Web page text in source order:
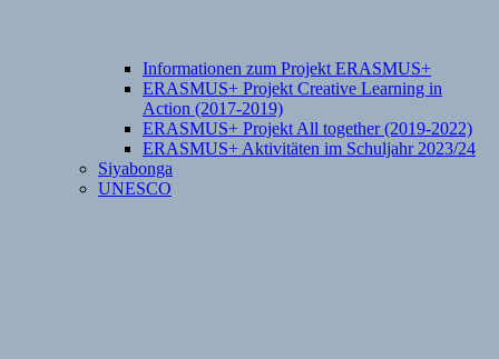
Informationen zum Projekt ERASMUS+
ERASMUS+ Projekt Creative Learning in
Action (2017-2019)
ERASMUS+ Projekt All together (2019-2022)
ERASMUS+ Aktivitäten im Schuljahr 2023/24
Siyabonga
UNESCO